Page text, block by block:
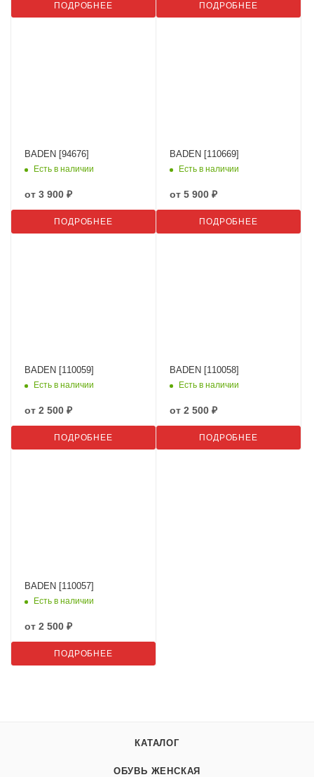
ПОДРОБНЕЕ ПОДРОБНЕЕ
BADEN [94676]
Есть в наличии
от 3 900 ₽
ПОДРОБНЕЕ
BADEN [110669]
Есть в наличии
от 5 900 ₽
ПОДРОБНЕЕ
BADEN [110059]
Есть в наличии
от 2 500 ₽
ПОДРОБНЕЕ
BADEN [110058]
Есть в наличии
от 2 500 ₽
ПОДРОБНЕЕ
BADEN [110057]
Есть в наличии
от 2 500 ₽
ПОДРОБНЕЕ
КАТАЛОГ
ОБУВЬ ЖЕНСКАЯ